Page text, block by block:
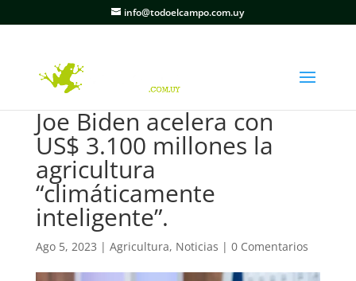
info@todoelcampo.com.uy
Joe Biden acelera con
US$ 3.100 millones la
agricultura
“climáticamente
inteligente”.
Ago 5, 2023 | Agricultura, Noticias | 0 Comentarios